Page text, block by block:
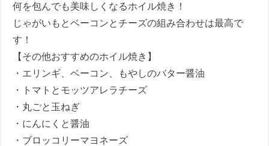
何を包んでも美味しくなるホイル焼き！
じゃがいもとベーコンとチーズの組み合わせは最高で
す！
【その他おすすめのホイル焼き】
・エリンギ、ベーコン、もやしのバター醤油
・トマトとモッツアレラチーズ
・丸ごと玉ねぎ
・にんにくと醤油
・ブロッコリーマヨネーズ